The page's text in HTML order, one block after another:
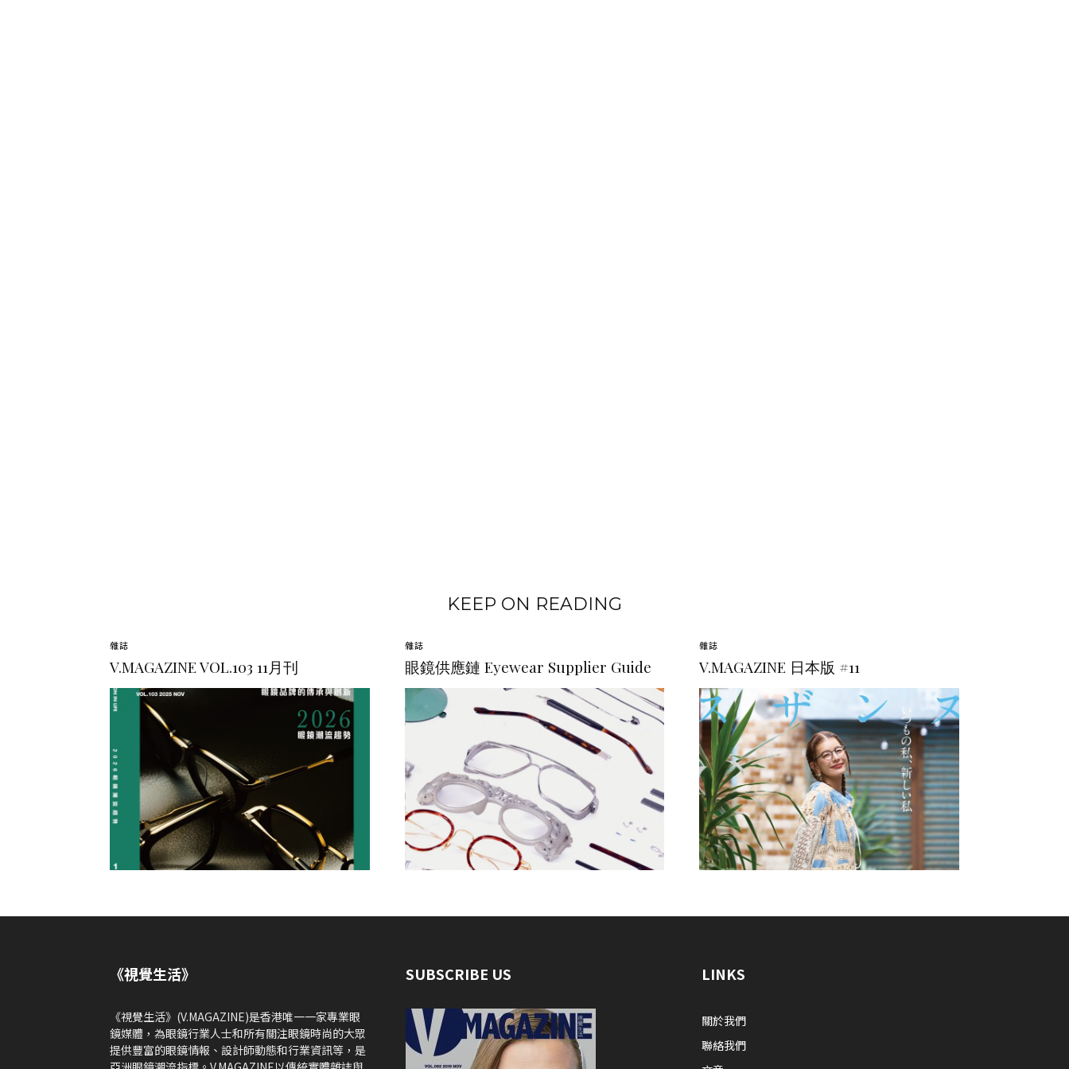
KEEP ON READING
雜誌
V.MAGAZINE VOL.103 11月刊
雜誌
眼鏡供應鏈 Eyewear Supplier Guide
雜誌
V.MAGAZINE 日本版 #11
《視覺生活》
《視覺生活》(V.MAGAZINE)是香港唯一一家專業眼
鏡媒體，為眼鏡行業人士和所有關注眼鏡時尚的大眾
提供豐富的眼鏡情報、設計師動態和行業資訊等，是
SUBSCRIBE US LINKS
關於我們
聯絡我們